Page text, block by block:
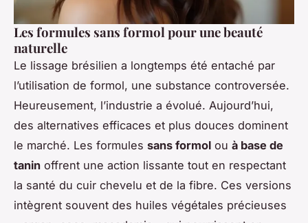
Les formules sans formol pour une beauté
naturelle
Le lissage brésilien a longtemps été entaché par
l’utilisation de formol, une substance controversée.
Heureusement, l’industrie a évolué. Aujourd’hui,
des alternatives efficaces et plus douces dominent
le marché. Les formules sans formol ou à base de
tanin offrent une action lissante tout en respectant
la santé du cuir chevelu et de la fibre. Ces versions
intègrent souvent des huiles végétales précieuses